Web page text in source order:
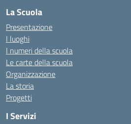
La Scuola
Presentazione
I luoghi
I numeri della scuola
Le carte della scuola
Organizzazione
La storia
Progetti
I Servizi